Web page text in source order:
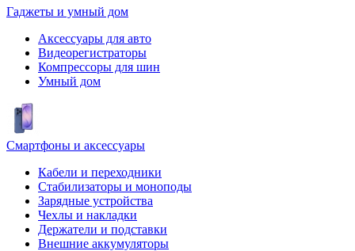
Гаджеты и умный дом
Аксессуары для авто
Видеорегистраторы
Компрессоры для шин
Умный дом
Смартфоны и аксессуары
Кабели и переходники
Стабилизаторы и моноподы
Зарядные устройства
Чехлы и накладки
Держатели и подставки
Внешние аккумуляторы